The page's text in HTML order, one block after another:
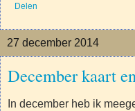
Delen
27 december 2014
December kaart
In december heb ik